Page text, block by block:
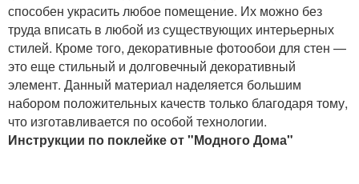
способен украсить любое помещение. Их можно без
труда вписать в любой из существующих интерьерных
стилей. Кроме того, декоративные фотообои для стен —
это еще стильный и долговечный декоративный
элемент. Данный материал наделяется большим
набором положительных качеств только благодаря тому,
что изготавливается по особой технологии.
Инструкции по поклейке от "Модного Дома"